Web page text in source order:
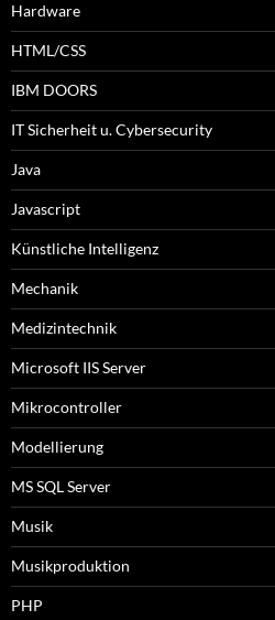
Hardware
HTML/CSS
IBM DOORS
IT Sicherheit u. Cybersecurity
Java
Javascript
Künstliche Intelligenz
Mechanik
Medizintechnik
Microsoft IIS Server
Mikrocontroller
Modellierung
MS SQL Server
Musik
Musikproduktion
PHP